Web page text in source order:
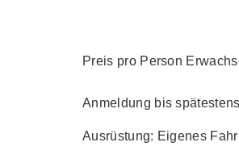
Preis pro Person
Anmeldung bis
Ausrüstung: Eigenes